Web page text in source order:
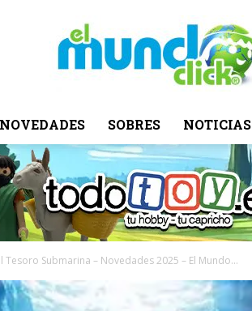
El
NOVEDADES SOBRES NOTICIAS
Submarina – Novedades 2025 – El Mundo...